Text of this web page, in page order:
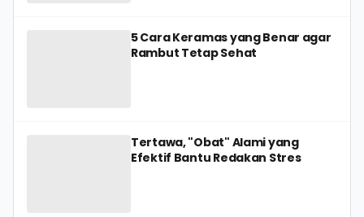
5 Cara Keramas yang Benar agar
Rambut Tetap Sehat
Tertawa, "Obat" Alami yang
Efektif Bantu Redakan Stres